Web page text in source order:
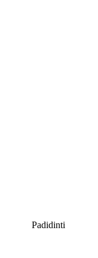
Padidinti